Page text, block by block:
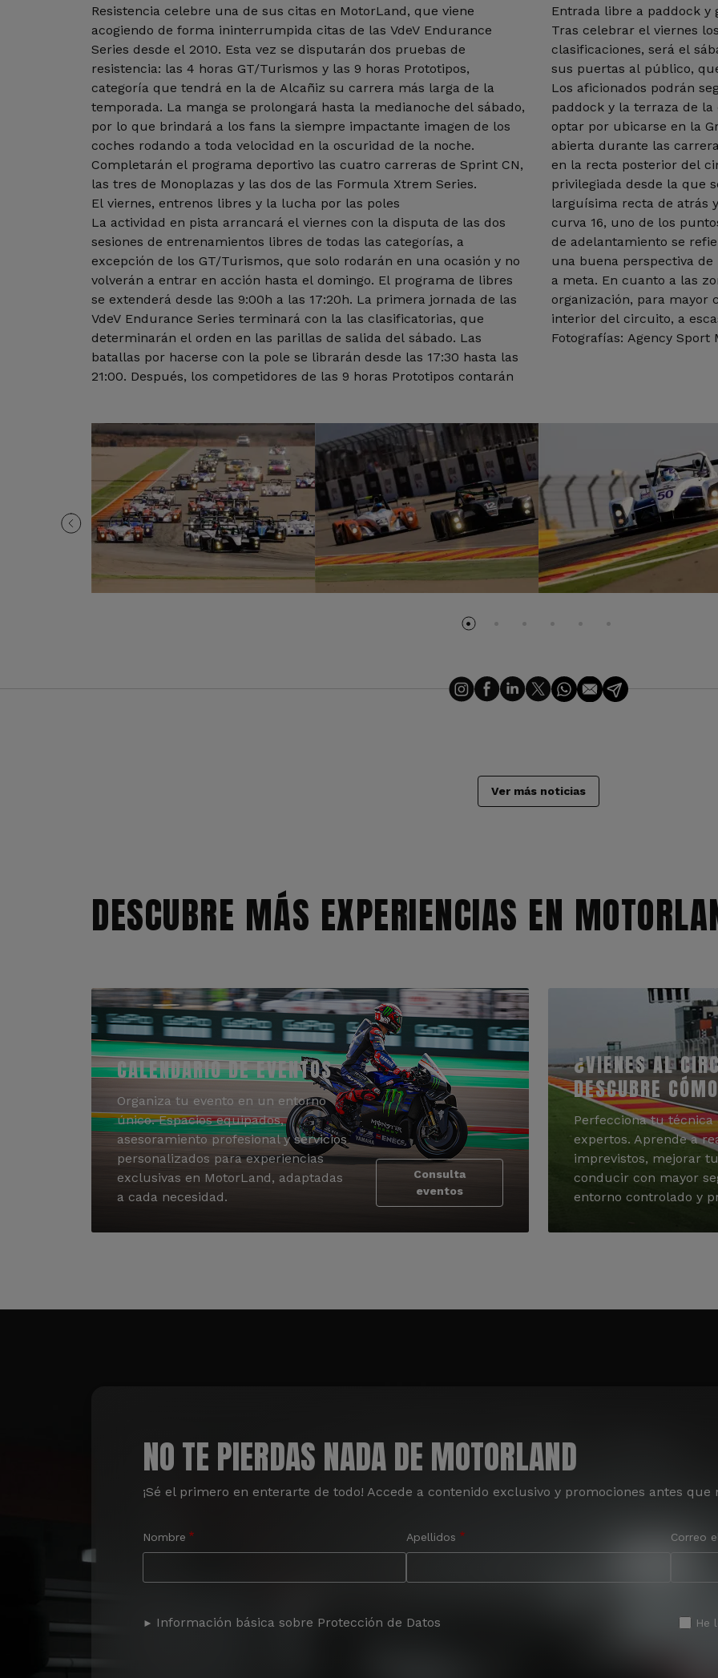
Resistencia celebre una de sus citas en MotorLand, que viene
acogiendo de forma ininterrumpida citas de las VdeV Endurance
Series desde el 2010. Esta vez se disputarán dos pruebas de
resistencia: las 4 horas GT/Turismos y las 9 horas Prototipos,
categoría que tendrá en la de Alcañiz su carrera más larga de la
temporada. La manga se prolongará hasta la medianoche del sábado,
por lo que brindará a los fans la siempre impactante imagen de los
coches rodando a toda velocidad en la oscuridad de la noche.
Completarán el programa deportivo las cuatro carreras de Sprint CN,
las tres de Monoplazas y las dos de las Formula Xtrem Series.
El viernes, entrenos libres y la lucha por las poles
La actividad en pista arrancará el viernes con la disputa de las dos
sesiones de entrenamientos libres de todas las categorías, a
excepción de los GT/Turismos, que solo rodarán en una ocasión y no
volverán a entrar en acción hasta el domingo. El programa de libres
se extenderá desde las 9:00h a las 17:20h. La primera jornada de las
VdeV Endurance Series terminará con la las clasificatorias, que
determinarán el orden en las parillas de salida del sábado. Las
batallas por hacerse con la pole se librarán desde las 17:30 hasta las
21:00. Después, los competidores de las 9 horas Prototipos contarán
Entrada libre a paddock y
Tras celebrar el viernes
clasificaciones, será el
sus puertas al público,
Los aficionados podrán
paddock y la terraza de
optar por ubicarse en la
abierta durante las
en la recta posterior del
privilegiada desde la que
larguísima recta de atrás
curva 16, uno de los
de adelantamiento se
una buena perspectiva de
a meta. En cuanto a las
organización, para mayor
interior del circuito, a
Fotografías: Agency Sport
Ver más noticias
DESCUBRE MÁS EXPERIENCIAS EN
CALENDARIO DE EVENTOS
Organiza tu evento en un entorno
único. Espacios equipados,
asesoramiento profesional y servicios
personalizados para experiencias
exclusivas en MotorLand, adaptadas
a cada necesidad.
Consulta
eventos
¿VIENES AL
DESCUBRE
Perfecciona tu técnica
expertos. Aprende a
imprevistos, mejorar
conducir con mayor
entorno controlado y
NO TE PIERDAS NADA DE MOTORLAND
¡Sé el primero en enterarte de todo! Accede a contenido exclusivo y promociones antes que
Nombre Apellidos Correo
Información básica sobre Protección de Datos He